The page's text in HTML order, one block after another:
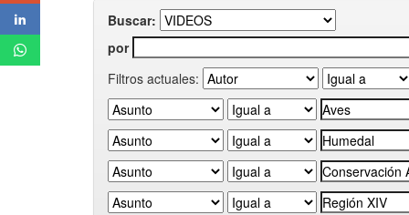
Buscar:
por
Filtros actuales: